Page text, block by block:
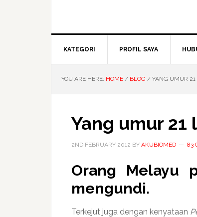
KATEGORI PROFIL SAYA
YOU ARE HERE: HOME / BLOG / YANG UMUR
Yang umur
2ND FEBRUARY 2012 BY AKUBIOMED 83
Orang Melayu
mengundi.
Terkejut juga dengan kenyataan